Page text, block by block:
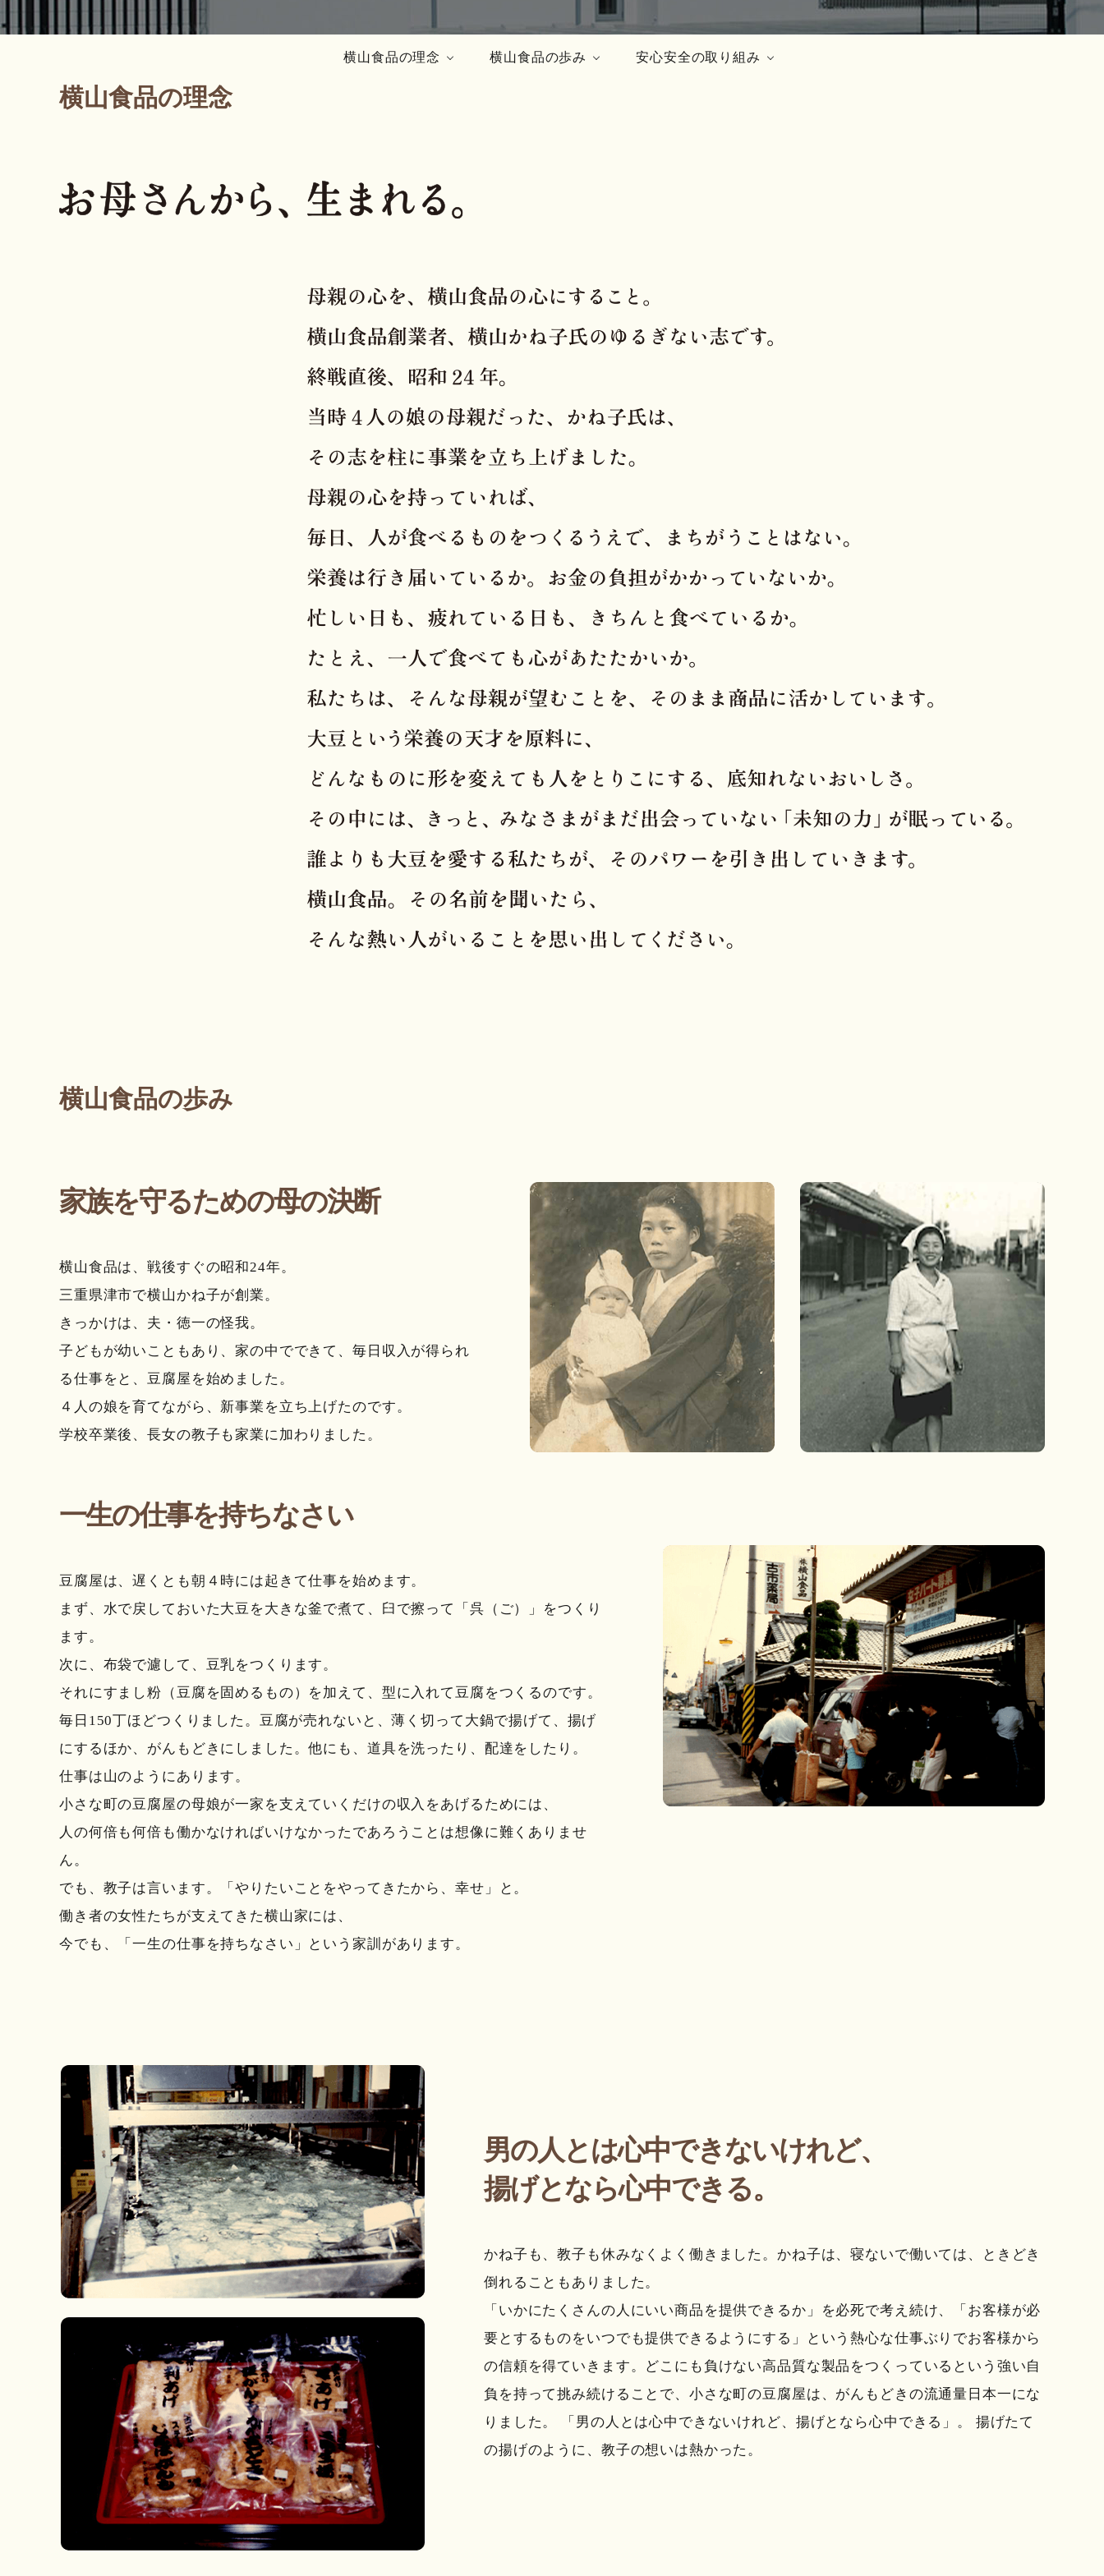
採用情報
横山食品の理念 横山食品の歩み 安心安全の取り組み
横山食品の理念
横山食品の歩み
家族を守るための母の決断
横山食品は、戦後すぐの昭和24年。
三重県津市で横山かね子が創業。
きっかけは、夫・徳一の怪我。
子どもが幼いこともあり、家の中でできて、毎日収入が得られ
る仕事をと、豆腐屋を始めました。
４人の娘を育てながら、新事業を立ち上げたのです。
学校卒業後、長女の教子も家業に加わりました。
一生の仕事を持ちなさい
豆腐屋は、遅くとも朝４時には起きて仕事を始めます。
まず、水で戻しておいた大豆を大きな釜で煮て、臼で擦って「呉（ご）」をつくり
ます。
次に、布袋で濾して、豆乳をつくります。
それにすまし粉（豆腐を固めるもの）を加えて、型に入れて豆腐をつくるのです。
毎日150丁ほどつくりました。豆腐が売れないと、薄く切って大鍋で揚げて、揚げ
にするほか、がんもどきにしました。他にも、道具を洗ったり、配達をしたり。
仕事は山のようにあります。
小さな町の豆腐屋の母娘が一家を支えていくだけの収入をあげるためには、
人の何倍も何倍も働かなければいけなかったであろうことは想像に難くありませ
ん。
でも、教子は言います。「やりたいことをやってきたから、幸せ」と。
働き者の女性たちが支えてきた横山家には、
今でも、「一生の仕事を持ちなさい」という家訓があります。
男の人とは心中できないけれど、
揚げとなら心中できる。
かね子も、教子も休みなくよく働きました。かね子は、寝ないで働いては、ときどき
倒れることもありました。
「いかにたくさんの人にいい商品を提供できるか」を必死で考え続け、「お客様が必
要とするものをいつでも提供できるようにする」という熱心な仕事ぶりでお客様から
の信頼を得ていきます。どこにも負けない高品質な製品をつくっているという強い自
負を持って挑み続けることで、小さな町の豆腐屋は、がんもどきの流通量日本一にな
りました。 「男の人とは心中できないけれど、揚げとなら心中できる」。 揚げたて
の揚げのように、教子の想いは熱かった。